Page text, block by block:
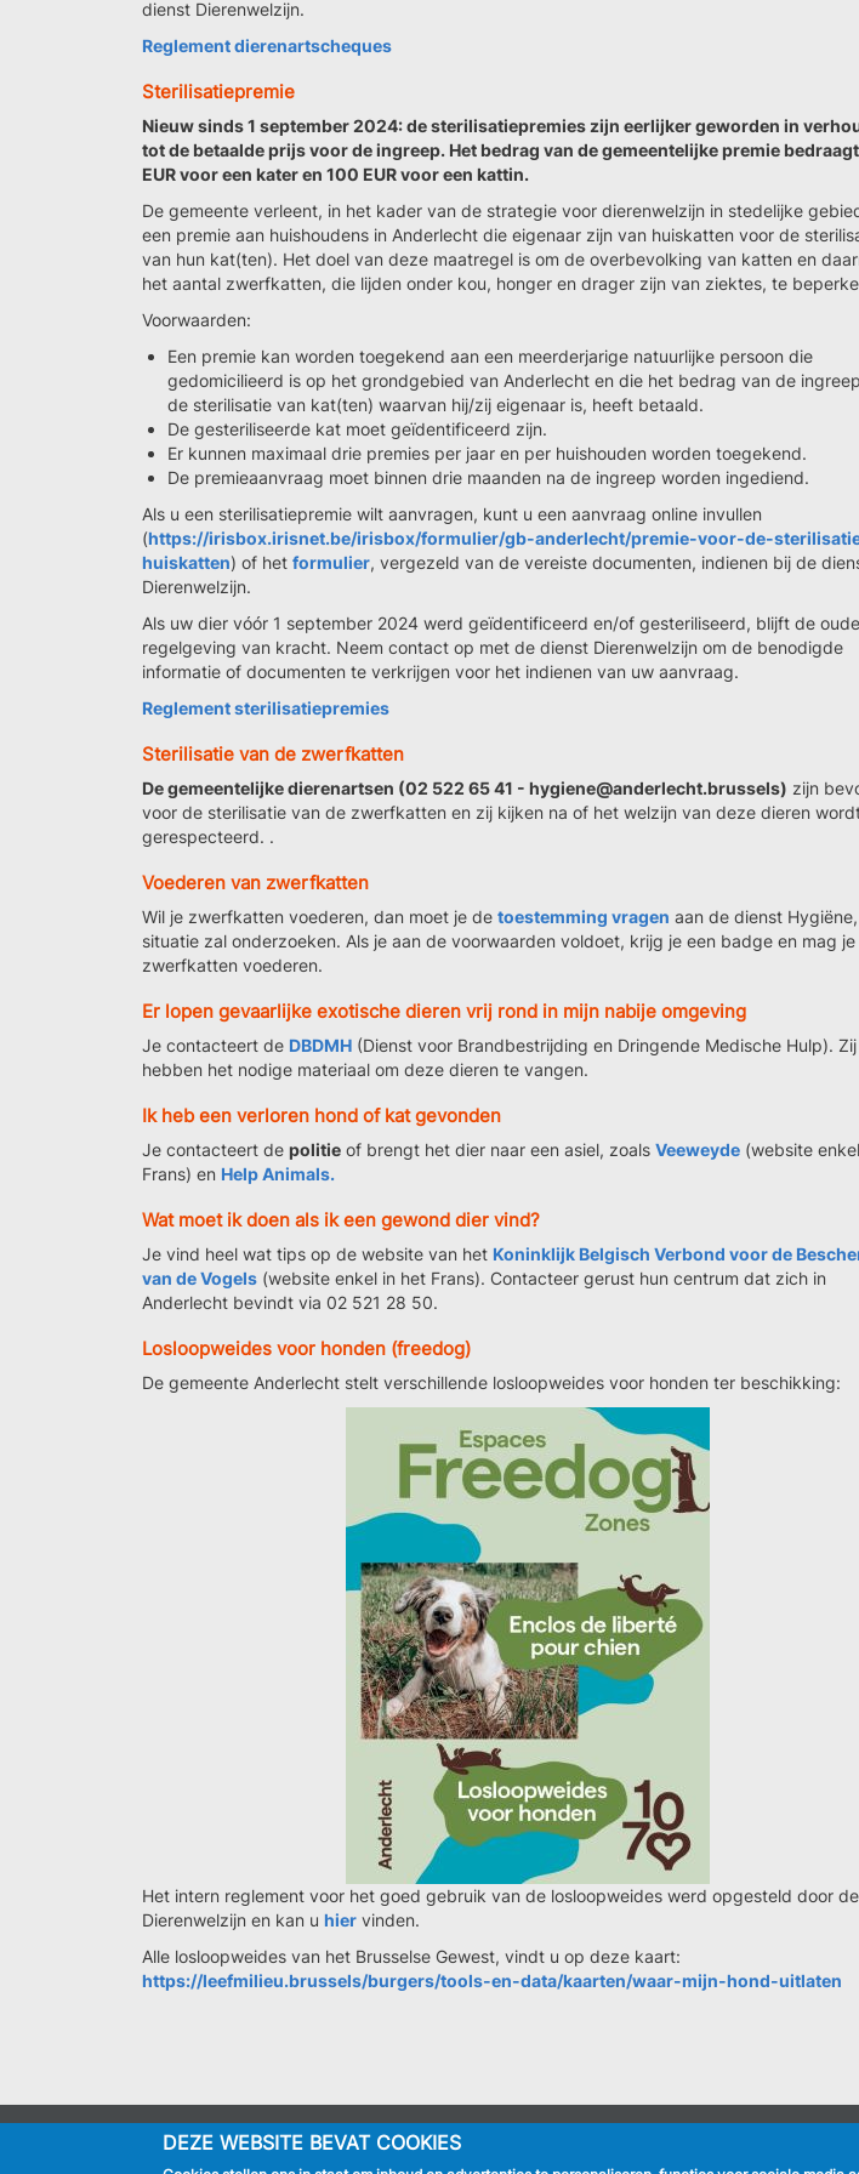
dienst Dierenwelzijn.
Reglement dierenartscheques
Sterilisatiepremie
Nieuw sinds 1 september 2024: de sterilisatiepremies zijn eerlijker geworden in
tot de betaalde prijs voor de ingreep. Het bedrag van de gemeentelijke premie
EUR voor een kater en 100 EUR voor een kattin.
De gemeente verleent, in het kader van de strategie voor dierenwelzijn in stedelijke
een premie aan huishoudens in Anderlecht die eigenaar zijn van huiskatten voor de
van hun kat(ten). Het doel van deze maatregel is om de overbevolking van katten en
het aantal zwerfkatten, die lijden onder kou, honger en drager zijn van ziektes, te
Voorwaarden:
Een premie kan worden toegekend aan een meerderjarige natuurlijke persoon die
gedomicilieerd is op het grondgebied van Anderlecht en die het bedrag van de
de sterilisatie van kat(ten) waarvan hij/zij eigenaar is, heeft betaald.
De gesteriliseerde kat moet geïdentificeerd zijn.
Er kunnen maximaal drie premies per jaar en per huishouden worden toegekend.
De premieaanvraag moet binnen drie maanden na de ingreep worden ingediend.
Als u een sterilisatiepremie wilt aanvragen, kunt u een aanvraag online invullen
(https://irisbox.irisnet.be/irisbox/formulier/gb-anderlecht/premie-voor-de-
huiskatten) of het formulier, vergezeld van de vereiste documenten, indienen bij de
Dierenwelzijn.
Als uw dier vóór 1 september 2024 werd geïdentificeerd en/of gesteriliseerd, blijft de oude
regelgeving van kracht. Neem contact op met de dienst Dierenwelzijn om de benodigde
informatie of documenten te verkrijgen voor het indienen van uw aanvraag.
Reglement sterilisatiepremies
Sterilisatie van de zwerfkatten
De gemeentelijke dierenartsen (02 522 65 41 - hygiene@anderlecht.brussels) zijn
voor de sterilisatie van de zwerfkatten en zij kijken na of het welzijn van deze dieren
gerespecteerd. .
Voederen van zwerfkatten
Wil je zwerfkatten voederen, dan moet je de toestemming vragen aan de dienst
situatie zal onderzoeken. Als je aan de voorwaarden voldoet, krijg je een badge en mag
zwerfkatten voederen.
Er lopen gevaarlijke exotische dieren vrij rond in mijn nabije omgeving
Je contacteert de DBDMH (Dienst voor Brandbestrijding en Dringende Medische Hulp). Zij
hebben het nodige materiaal om deze dieren te vangen.
Ik heb een verloren hond of kat gevonden
Je contacteert de politie of brengt het dier naar een asiel, zoals Veeweyde (website
Frans) en Help Animals.
Wat moet ik doen als ik een gewond dier vind?
Je vind heel wat tips op de website van het Koninklijk Belgisch Verbond voor de
van de Vogels (website enkel in het Frans). Contacteer gerust hun centrum dat zich in
Anderlecht bevindt via 02 521 28 50.
Losloopweides voor honden (freedog)
De gemeente Anderlecht stelt verschillende losloopweides voor honden ter beschikking:
Het intern reglement voor het goed gebruik van de losloopweides werd opgesteld door
Dierenwelzijn en kan u hier vinden.
Alle losloopweides van het Brusselse Gewest, vindt u op deze kaart:
https://leefmilieu.brussels/burgers/tools-en-data/kaarten/waar-mijn-hond-uitlaten
IK BEN
DEZE WEBSITE BEVAT COOKIES